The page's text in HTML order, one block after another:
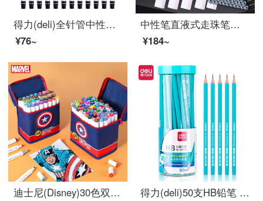
得力(deli)全针管中性笔 0.5mm大容量 一次性水笔签字笔 黑色12支/盒
¥76~
中性笔直液式走珠笔签字笔学生用少女心水性笔可替换笔墨囊高档个性创意时尚小清新商务会议笔刻字 5支装(1白+糖果彩4色各1支)
¥184~
迪士尼(Disney)30色双头马克笔 小学生儿童美术专用绘画笔 专业设计美术彩笔酒精油性记号笔 漫威系列 E0080A
得力(deli)50支HB铅笔 儿童六角杆抑菌铅笔 学生书写绘图素描铅笔 58195